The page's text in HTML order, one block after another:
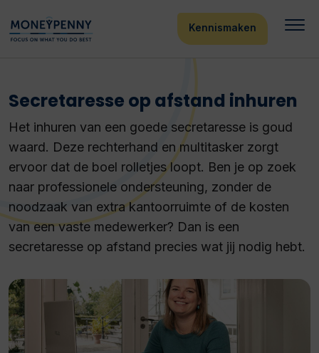
Kennismaken
Secretaresse op afstand inhuren
Het inhuren van een goede secretaresse is goud
waard. Deze rechterhand en multitasker zorgt
ervoor dat de boel rolletjes loopt. Ben je op zoek
naar professionele ondersteuning, zonder de
noodzaak van extra kantoorruimte of de kosten
van een vaste medewerker? Dan is een
secretaresse op afstand precies wat jij nodig hebt.